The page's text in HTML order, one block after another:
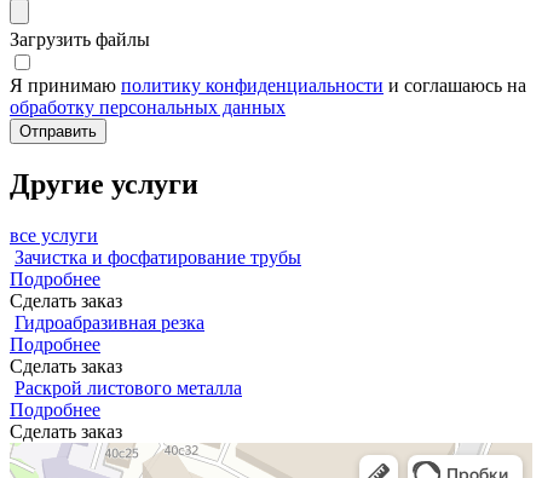
Загрузить файлы
Я принимаю политику конфиденциальности и соглашаюсь на
обработку персональных данных
Другие услуги
все услуги
Зачистка и фосфатирование трубы
Подробнее
Сделать заказ
Гидроабразивная резка
Подробнее
Сделать заказ
Раскрой листового металла
Подробнее
Сделать заказ